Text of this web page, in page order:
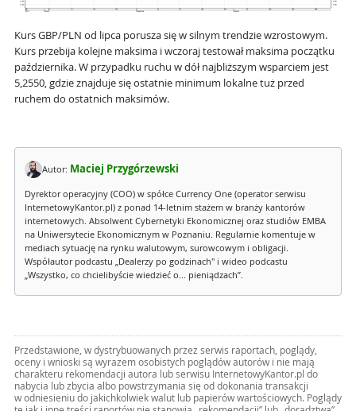
Kurs GBP/PLN od lipca porusza się w silnym trendzie wzrostowym.
Kurs przebija kolejne maksima i wczoraj testował maksima początku
października. W przypadku ruchu w dół najbliższym wsparciem jest
5,2550, gdzie znajduje się ostatnie minimum lokalne tuż przed
ruchem do ostatnich maksimów.
Autor: Maciej Przygórzewski
Dyrektor operacyjny (COO) w spółce Currency One (operator serwisu
InternetowyKantor.pl) z ponad 14-letnim stażem w branży kantorów
internetowych. Absolwent Cybernetyki Ekonomicznej oraz studiów EMBA
na Uniwersytecie Ekonomicznym w Poznaniu. Regularnie komentuje w
mediach sytuację na rynku walutowym, surowcowym i obligacji.
Współautor podcastu „Dealerzy po godzinach" i wideo podcastu
„Wszystko, co chcielibyście wiedzieć o... pieniądzach”.
Przedstawione, w dystrybuowanych przez serwis raportach, poglądy,
oceny i wnioski są wyrazem osobistych poglądów autorów i nie mają
charakteru rekomendacji autora lub serwisu InternetowyKantor.pl do
nabycia lub zbycia albo powstrzymania się od dokonania transakcji
w odniesieniu do jakichkolwiek walut lub papierów wartościowych. Poglądy